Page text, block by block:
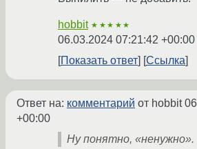
hobbit ★★★★★
06.03.2024 07:21:42 +00:00
Показать ответ
Ссылка
Ответ на: комментарий от hobbit
+00:00
Ну понятно, «ненужно».